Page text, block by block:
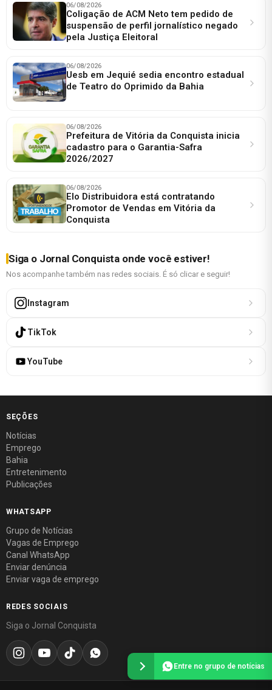
06/08/2026
Coligação de ACM Neto tem pedido de
suspensão de perfil jornalístico negado
pela Justiça Eleitoral
06/08/2026
Uesb em Jequié sedia encontro estadual
de Teatro do Oprimido da Bahia
06/08/2026
Prefeitura de Vitória da Conquista inicia
cadastro para o Garantia-Safra
2026/2027
06/08/2026
Elo Distribuidora está contratando
Promotor de Vendas em Vitória da
Conquista
Siga o Jornal Conquista onde você estiver!
Nos acompanhe também nas redes sociais. É só clicar e seguir!
Instagram
TikTok
YouTube
SEÇÕES
Notícias
Emprego
Bahia
Entretenimento
Publicações
WHATSAPP
Grupo de Notícias
Vagas de Emprego
Canal WhatsApp
Enviar denúncia
Enviar vaga de emprego
REDES SOCIAIS
Siga o Jornal Conquista
Entre no grupo de notícias